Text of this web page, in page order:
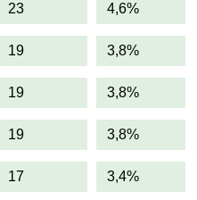
23 4,6%
19 3,8%
19 3,8%
19 3,8%
17 3,4%